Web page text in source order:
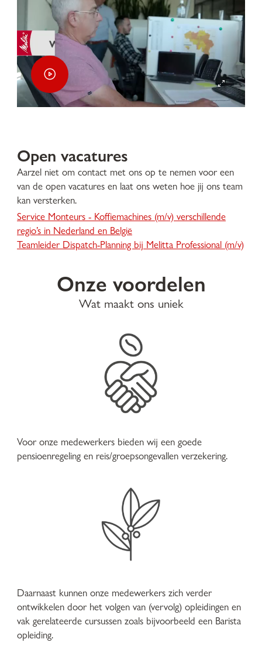
Open vacatures
Aarzel niet om contact met ons op te nemen voor een
van de open vacatures en laat ons weten hoe jij ons team
kan versterken.
Service Monteurs - Koffiemachines (m/v) verschillende
regio’s in Nederland en België
Teamleider Dispatch-Planning bij Melitta Professional (m/v)
Onze voordelen
Wat maakt ons uniek
Voor onze medewerkers bieden wij een goede
pensioenregeling en reis/groepsongevallen verzekering.
Daarnaast kunnen onze medewerkers zich verder
ontwikkelen door het volgen van (vervolg) opleidingen en
vak gerelateerde cursussen zoals bijvoorbeeld een Barista
opleiding.